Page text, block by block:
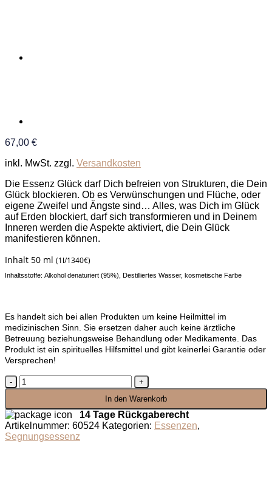
67,00 €
inkl. MwSt. zzgl. Versandkosten
Die Essenz Glück darf Dich befreien von Strukturen, die Dein
Glück blockieren. Ob es Verwünschungen und Flüche, oder
eigene Zweifel und Ängste sind… Alles, was Dich im Glück
auf Erden blockiert, darf sich transformieren und in Deinem
Inneren werden die Aspekte aktiviert, die Dein Glück
manifestieren können.
Inhalt 50 ml (1l/1340€)
Inhaltsstoffe: Alkohol denaturiert (95%), Destilliertes Wasser, kosmetische Farbe
Es handelt sich bei allen Produkten um keine Heilmittel im
medizinischen Sinn. Sie ersetzen daher auch keine ärztliche
Betreuung beziehungsweise Behandlung oder Medikamente. Das
Produkt ist ein spirituelles Hilfsmittel und gibt keinerlei Garantie oder
Versprechen!
Segnungsessenz
Glück
In den Warenkorb
14 Tage Rückgaberecht
Artikelnummer: 60524 Kategorien: Essenzen,
Segnungsessenz